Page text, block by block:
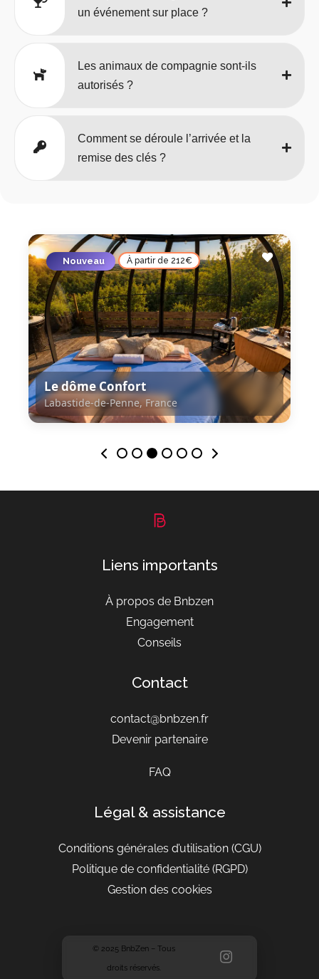
un événement sur place ?
Les animaux de compagnie sont-ils
autorisés ?
Comment se déroule l’arrivée et la
remise des clés ?
Nouveau À partir de 212€
Labastide-de-Penne, France
Le dôme Confort
Labastide-de-Penne, France
Liens importants
À propos de Bnbzen
Engagement
Conseils
Contact
contact@bnbzen.fr
Devenir partenaire
FAQ
Légal & assistance
Conditions générales d’utilisation(CGU)
Politique de confidentialité (RGPD)
Gestion des cookies
© 2025 BnbZen – Tous
droits réservés.